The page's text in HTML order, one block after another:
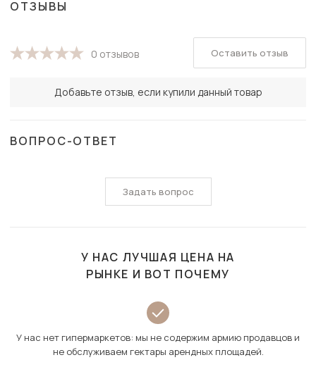
ОТЗЫВЫ
0 отзывов
Добавьте отзыв, если купили данный товар
Оставить отзыв
ВОПРОС-ОТВЕТ
Задать вопрос
У НАС ЛУЧШАЯ ЦЕНА НА
РЫНКЕ И ВОТ ПОЧЕМУ
У нас нет гипермаркетов: мы не содержим армию продавцов и
не обслуживаем гектары арендных площадей.